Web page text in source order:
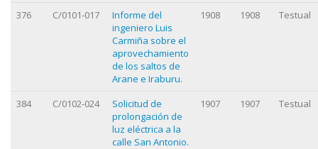
376 C/0101-017
Informe del
ingeniero Luis
Carmiña sobre el
aprovechamiento
de los saltos de
Arane e Iraburu.
1908 1908 Testual
384 C/0102-024
Solicitud de
prolongación de
luz eléctrica a la
calle San Antonio.
1907 1907 Testual